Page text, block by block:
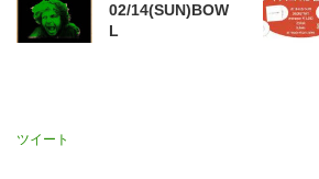
02/14(SUN)BOW
L
ツイート